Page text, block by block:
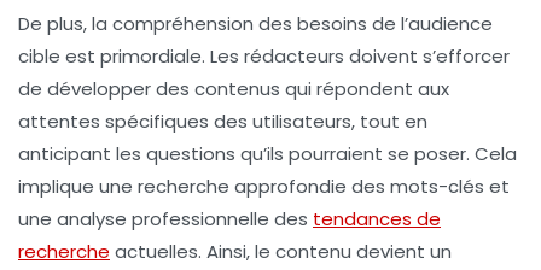
De plus, la compréhension des besoins de l’audience
cible est primordiale. Les rédacteurs doivent s’efforcer
de développer des contenus qui répondent aux
attentes spécifiques des utilisateurs, tout en
anticipant les questions qu’ils pourraient se poser. Cela
implique une recherche approfondie des mots-clés et
une analyse professionnelle des tendances de
recherche actuelles. Ainsi, le contenu devient un